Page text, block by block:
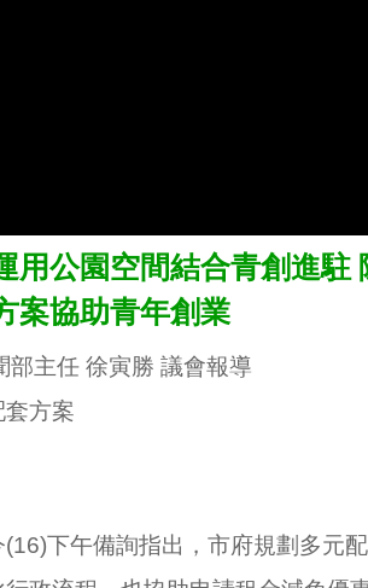
用公園空間結合青創進駐
案協助青年創業
部主任 徐寅勝 議會報導
方案
下午備詢指出，市府規劃多元